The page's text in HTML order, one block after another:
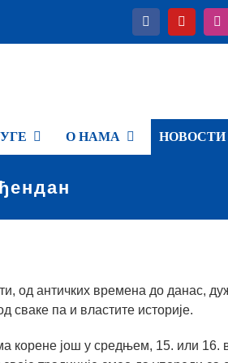
О НАМА НОВОСТИ
од античких времена до данас,
сваке па и властите историје.
корене још у средњем, 15. или 16.